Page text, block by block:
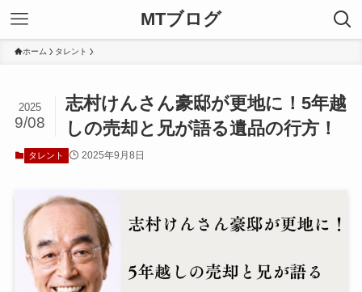
MTブログ
ホーム タレント
志村けんさん豪邸が更地に！5年越
しの売却と兄が語る遺品の行方！
2025
9/08
タレント 2025年9月8日